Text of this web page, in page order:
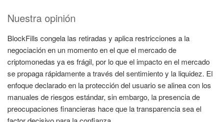
Nuestra opinión
BlockFills congela las retiradas y aplica restricciones a la
negociación en un momento en el que el mercado de
criptomonedas ya es frágil, por lo que el impacto en el mercado
se propaga rápidamente a través del sentimiento y la liquidez. El
enfoque declarado en la protección del usuario se alinea con los
manuales de riesgos estándar, sin embargo, la presencia de
preocupaciones financieras hace que la transparencia sea el